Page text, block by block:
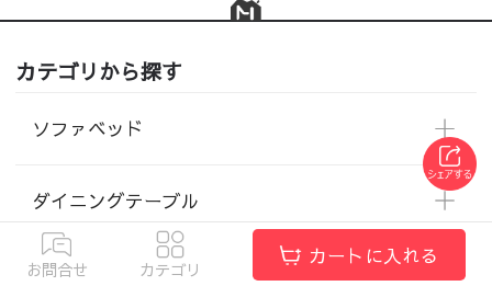
カテゴリから探す
ソファベッド
ダイニングテーブル
ソファー
お問合せ カテゴリ
カートに入れる